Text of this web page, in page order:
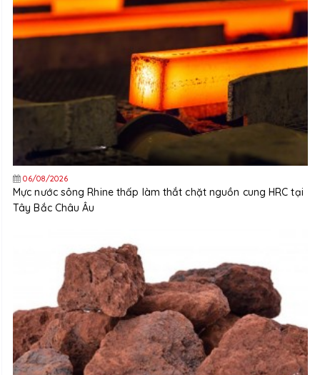
06/08/2026
Mực nước sông Rhine thấp làm thắt chặt nguồn cung HRC tại
Tây Bắc Châu Âu